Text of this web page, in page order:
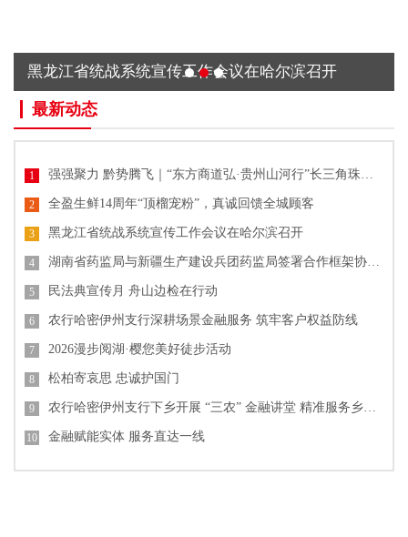
黑龙江省统战系统宣传工作会议在哈尔滨召开
最新动态
1 强强聚力 黔势腾飞｜“东方商道弘·贵州山河行”长三角珠三角企业家贵州高质量发展产业大会圆满落幕
2 全盈生鲜14周年“顶榴宠粉”，真诚回馈全城顾客
3 黑龙江省统战系统宣传工作会议在哈尔滨召开
4 湖南省药监局与新疆生产建设兵团药监局签署合作框架协议 共促药品监管协同发展
5 民法典宣传月 舟山边检在行动
6 农行哈密伊州支行深耕场景金融服务 筑牢客户权益防线
7 2026漫步阅湖·樱您美好徒步活动
8 松柏寄哀思 忠诚护国门
9 农行哈密伊州支行下乡开展 “三农” 金融讲堂 精准服务乡村发展
10 金融赋能实体 服务直达一线